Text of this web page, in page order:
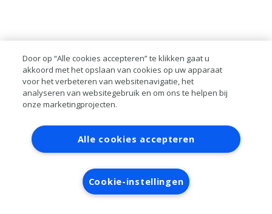
Contact Account aanvragen
Inloggen
RAI bestanden
Privacy
Algemene
voorwaarden
Verwerkersovereenkomst
Door op “Alle cookies accepteren” te klikken gaat u
akkoord met het opslaan van cookies op uw apparaat
voor het verbeteren van websitenavigatie, het
analyseren van websitegebruik en om ons te helpen bij
onze marketingprojecten.
Alle cookies accepteren
Cookie-instellingen